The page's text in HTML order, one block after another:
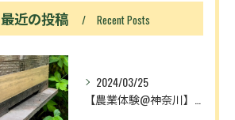
最近の投稿 Recent Posts
2024/03/25